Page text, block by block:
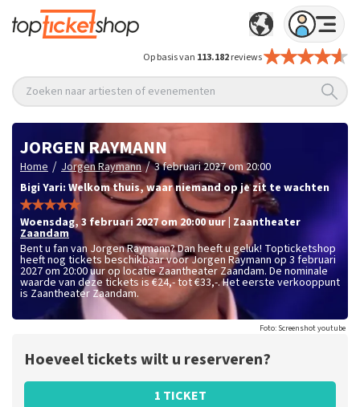
Op basis van 113.182reviews
Zoeken naar artiesten of evenementen
JORGEN RAYMANN
Home / Jorgen Raymann / 3 februari 2027 om 20:00
Bigi Yari: Welkom thuis, waar niemand op je zit te wachten
woensdag, 3 februari 2027 om 20:00uur Zaantheater
Zaandam
Bent u fan van Jorgen Raymann? Dan heeft u geluk! Topticketshop
heeft nog tickets beschikbaar voor Jorgen Raymann op 3 februari
2027 om 20:00 uur op locatie Zaantheater Zaandam. De nominale
waarde van deze tickets is€24,- tot €33,-. Het eerste verkooppunt
is Zaantheater Zaandam.
Foto: Screenshot youtube
Hoeveel tickets wilt u reserveren?
1 TICKET